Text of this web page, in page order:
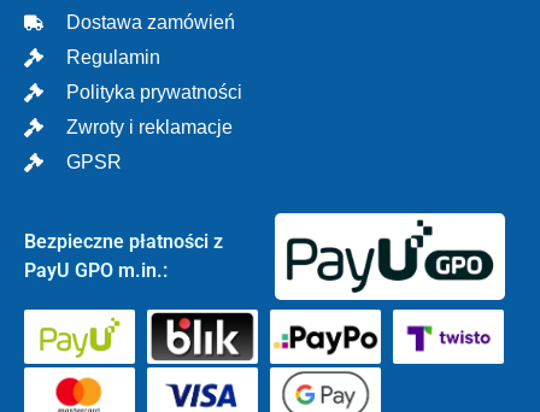
Dostawa zamówień
Regulamin
Polityka prywatności
Zwroty i reklamacje
GPSR
Bezpieczne płatności z
PayU GPO m.in.: